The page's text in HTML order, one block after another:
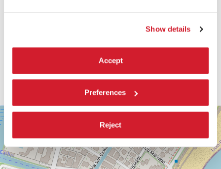
Show details
Accept
Preferences
Reject
SALA
CASINÒ
LUNGOMARE
MARCONI
30126
LIDO